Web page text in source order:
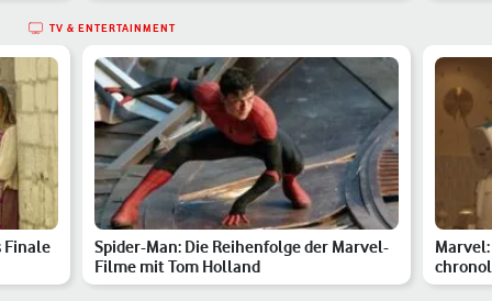
TV & ENTERTAINMENT
Finale
Spider-Man: Die Reihenfolge der Marvel-
Filme mit Tom Holland